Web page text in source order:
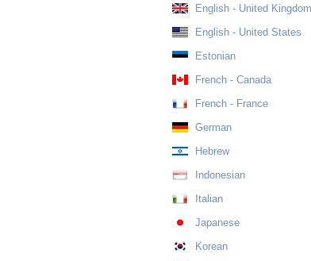
English - United Kingdom
English - United States
Estonian
French - Canada
French - France
German
Hebrew
Indonesian
Italian
Japanese
Korean